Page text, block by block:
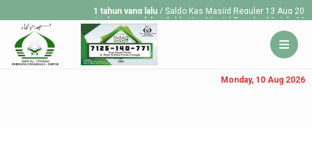
1 tahun yang lalu/ Saldo Kas Masjid Reguler 13 Aug 2025
1 tahun yang lalu/ Saldo Kas Masjid Reguler 30 July 2025
1 tahun yang lalu/ Saldo Kas Masjid Reguler 23 July 2025
Monday, 10 Aug 2026